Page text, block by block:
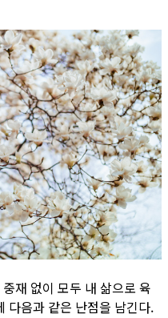
재 없이 모두 내 삶으로 육
다음과 같은 난점을 남긴다.